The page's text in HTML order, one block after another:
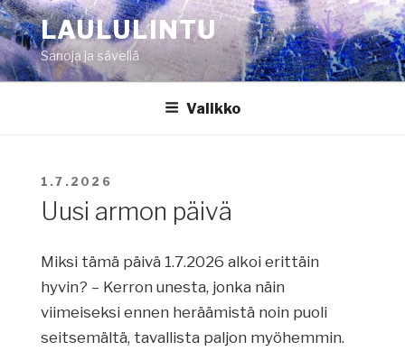
Siirry
sisältöönLAULULINTU
Sanoja ja säveliä
Valikko
JULKAISTU
1.7.2026
Uusi armon päivä
Miksi tämä päivä 1.7.2026 alkoi erittäin
hyvin? – Kerron unesta, jonka näin
viimeiseksi ennen heräämistä noin puoli
seitsemältä, tavallista paljon myöhemmin.